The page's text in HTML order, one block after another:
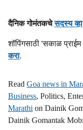
h
a
e
दैनिक गोमंतकचेसदस्य व्हा
शॉपिंगसाठी 'सकाळ
करा.
Read Goa news in
Business, Politics,
Marathi on Dainik
Dainik Gomantak